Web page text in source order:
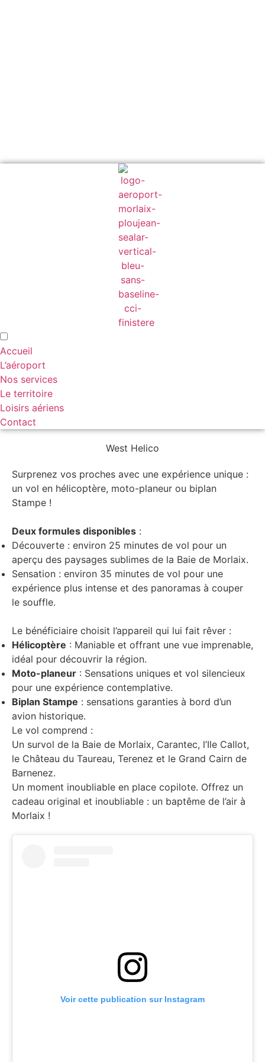
Accueil
L’aéroport
Nos services
Le territoire
Loisirs aériens
Contact
West Helico
Surprenez vos proches avec une expérience unique :
un vol en hélicoptère, moto-planeur ou biplan
Stampe !
Deux formules disponibles :
Découverte : environ 25 minutes de vol pour un
aperçu des paysages sublimes de la Baie de Morlaix.
Sensation : environ 35 minutes de vol pour une
expérience plus intense et des panoramas à couper
le souffle.
Le bénéficiaire choisit l’appareil qui lui fait rêver :
Hélicoptère : Maniable et offrant une vue imprenable,
idéal pour découvrir la région.
Moto-planeur : Sensations uniques et vol silencieux
pour une expérience contemplative.
Biplan Stampe : sensations garanties à bord d’un
avion historique.
Le vol comprend :
Un survol de la Baie de Morlaix, Carantec, l’Ile Callot,
le Château du Taureau, Terenez et le Grand Cairn de
Barnenez.
Un moment inoubliable en place copilote. Offrez un
cadeau original et inoubliable : un baptême de l’air à
Morlaix !
Voir cette publication sur Instagram